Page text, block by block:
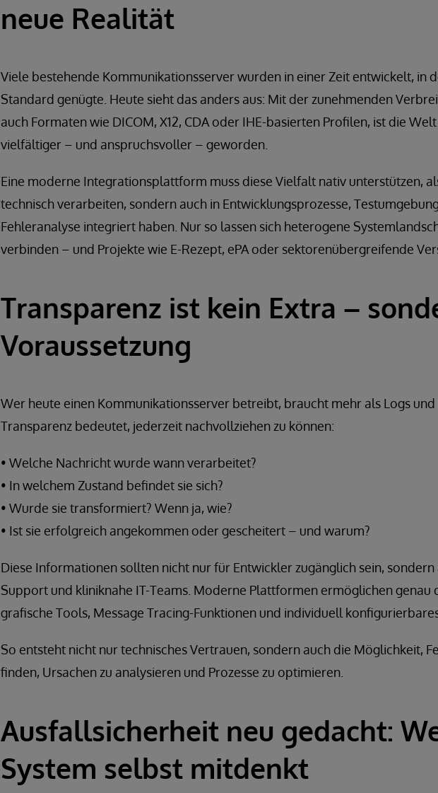
neue Realität
Viele bestehende Kommunikationsserver wurden in einer Zeit entwickelt, in
Standard genügte. Heute sieht das anders aus: Mit der zunehmenden
auch Formaten wie DICOM, X12, CDA oder IHE-basierten Profilen, ist die
vielfältiger – und anspruchsvoller – geworden.
Eine moderne Integrationsplattform muss diese Vielfalt nativ unterstützen,
technisch verarbeiten, sondern auch in Entwicklungsprozesse,
Fehleranalyse integriert haben. Nur so lassen sich heterogene
verbinden – und Projekte wie E-Rezept, ePA oder sektorenübergreifende
Transparenz ist kein Extra –
Voraussetzung
Wer heute einen Kommunikationsserver betreibt, braucht mehr als Logs und
Transparenz bedeutet, jederzeit nachvollziehen zu können:
• Welche Nachricht wurde wann verarbeitet?
• In welchem Zustand befindet sie sich?
• Wurde sie transformiert? Wenn ja, wie?
• Ist sie erfolgreich angekommen oder gescheitert – und warum?
Diese Informationen sollten nicht nur für Entwickler zugänglich sein, sondern
Support und kliniknahe IT-Teams. Moderne Plattformen ermöglichen genau
grafische Tools, Message Tracing-Funktionen und individuell
So entsteht nicht nur technisches Vertrauen, sondern auch die Möglichkeit,
finden, Ursachen zu analysieren und Prozesse zu optimieren.
Ausfallsicherheit neu gedacht:
System selbst mitdenkt